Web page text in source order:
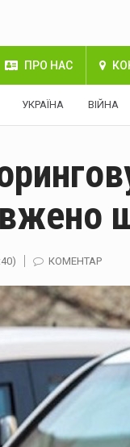
ПРО НАС
УКРАЇНА ВІЙНА
КОМЕНТАР